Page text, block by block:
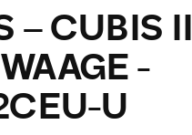
– CUBIS II
-
U